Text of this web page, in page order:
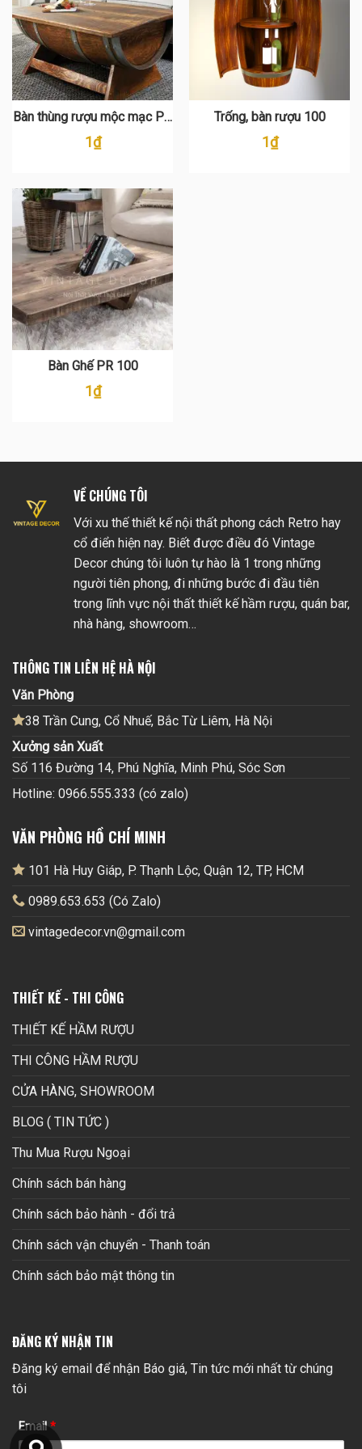
Bàn thùng rượu mộc mạc PR
120
1₫
Trống, bàn rượu 100
1₫
Bàn Ghế PR 100
1₫
VỀ CHÚNG TÔI
Với xu thế thiết kế nội thất phong cách Retro hay
cổ điển hiện nay. Biết được điều đó Vintage
Decor chúng tôi luôn tự hào là 1 trong những
người tiên phong, đi những bước đi đầu tiên
trong lĩnh vực nội thất thiết kế hầm rượu, quán bar,
nhà hàng, showroom…
THÔNG TIN LIÊN HỆ HÀ NỘI
Văn Phòng
38 Trần Cung, Cổ Nhuế, Bắc Từ Liêm, Hà Nội
Xưởng sản Xuất
Số 116 Đường 14, Phú Nghĩa, Minh Phú, Sóc Sơn
Hotline: 0966.555.333 (có zalo)
VĂN PHÒNG HỒ CHÍ MINH
101 Hà Huy Giáp, P. Thạnh Lộc, Quận 12, TP, HCM
0989.653.653 (Có Zalo)
vintagedecor.vn@gmail.com
THIẾT KẾ - THI CÔNG
THIẾT KẾ HẦM RƯỢU
THI CÔNG HẦM RƯỢU
CỬA HÀNG, SHOWROOM
BLOG ( TIN TỨC )
Thu Mua Rượu Ngoại
Chính sách bán hàng
Chính sách bảo hành - đổi trả
Chính sách vận chuyển - Thanh toán
Chính sách bảo mật thông tin
ĐĂNG KÝ NHẬN TIN
Đăng ký email để nhận Báo giá, Tin tức mới nhất từ chúng
tôi
Email*